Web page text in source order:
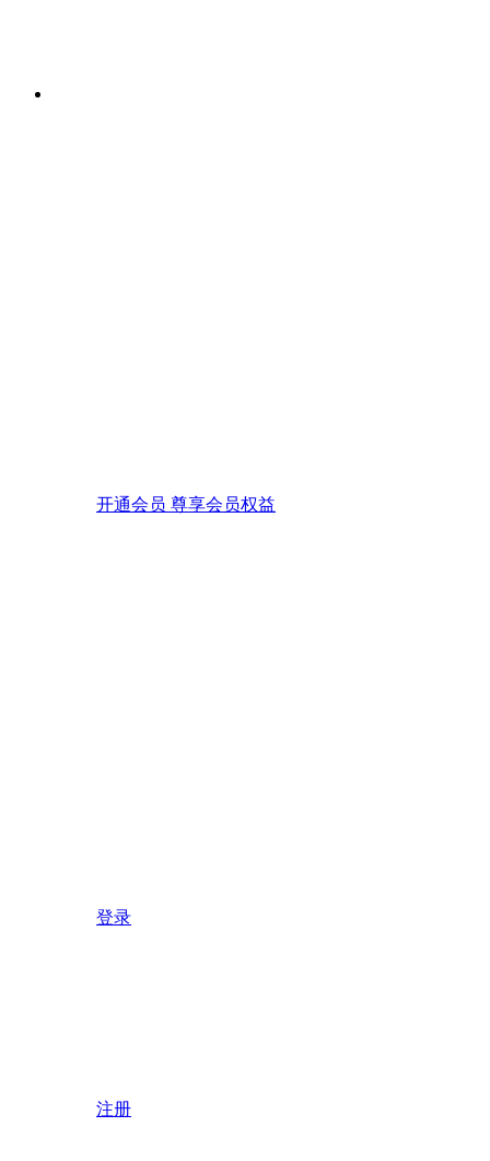
开通会员 尊享会员权益
登录
注册